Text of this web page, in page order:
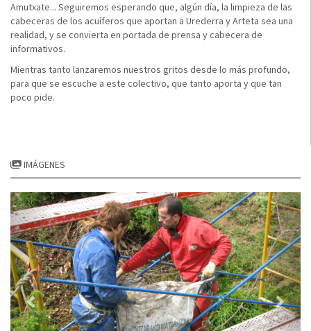
Amutxate... Seguiremos esperando que, algún día, la limpieza de las
cabeceras de los acuíferos que aportan a Urederra y Arteta sea una
realidad, y se convierta en portada de prensa y cabecera de
informativos.
Mientras tanto lanzaremos nuestros gritos desde lo más profundo,
para que se escuche a este colectivo, que tanto aporta y que tan
poco pide.
IMÁGENES